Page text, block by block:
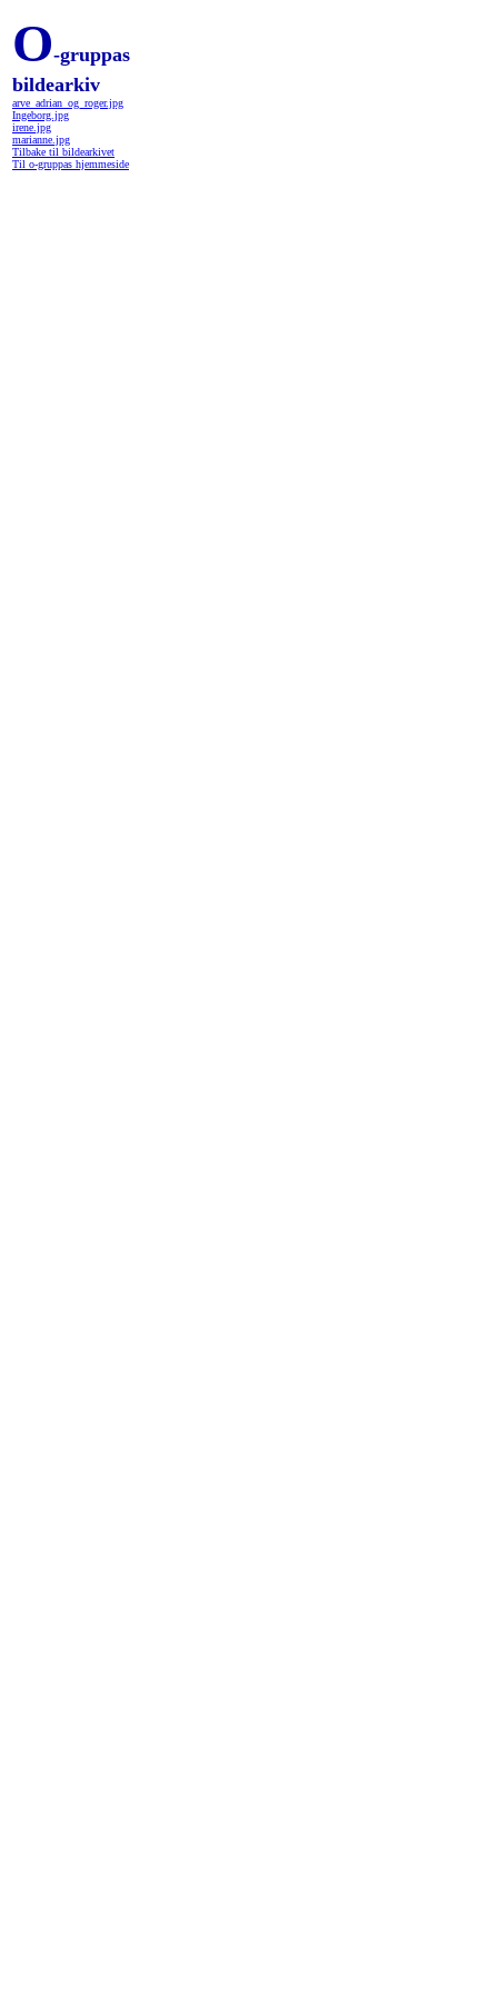
O-gruppas
bildearkiv
arve_adrian_og_roger.jpg
Ingeborg.jpg
irene.jpg
marianne.jpg
Tilbake til bildearkivet
Til o-gruppas hjemmeside